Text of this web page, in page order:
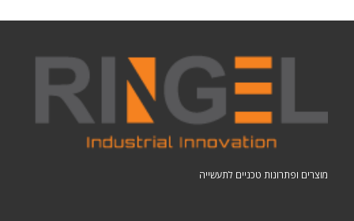
מוצרים ופתרונות טכניים לתעשייה